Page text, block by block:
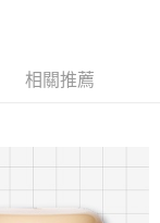
戶狀況，依本公司即
相關推薦